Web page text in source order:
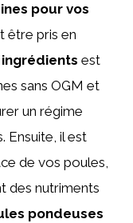
pour vos
être pris en
est
sans OGM et
un régime
Ensuite, il est
de vos poules,
des nutriments
pondeuses